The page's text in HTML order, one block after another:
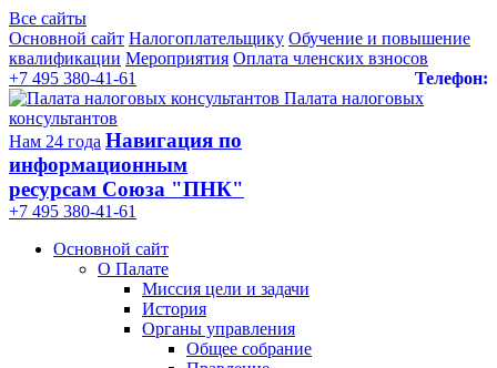
Все сайты
Основной сайт Налогоплательщику Обучение и повышение
квалификации Мероприятия Оплата членских взносов
Телефон:
+7 495 380-41-61
Палата налоговых
консультантов
Нам 24 года Навигация по
информационным
ресурсам Союза "ПНК"
+7 495 380‑41‑61
Основной сайт
О Палате
Миссия цели и задачи
История
Органы управления
Общее собрание